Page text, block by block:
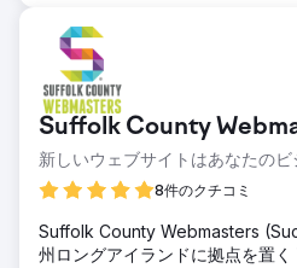
3 か月以内に、オンラインに存
ーヨークの 5 つの行政区すべて
した。4 つの主要サービスのう
し、リードを獲得しています。こ
SEO サービスのコストを上回る
客はこれ以上ないほど満足して
順調に増えています。
エージェンシー
Suffolk County
新しいウェブサイトはあなたの
8件のクチコミ
Suffolk County Webmasters
州ロングアイランドに拠点を置